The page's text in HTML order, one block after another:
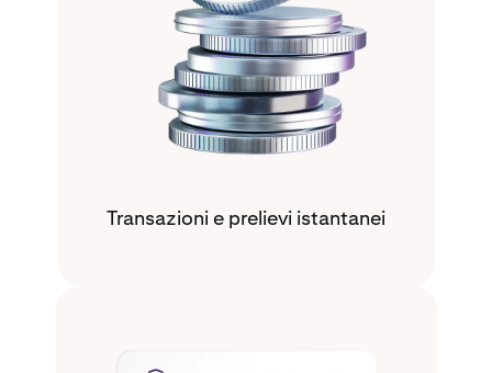
Transazioni e prelievi istantanei